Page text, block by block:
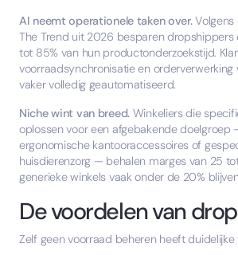
AI neemt operationele taken over.Volgens
The Trend uit 2026 besparen dropshippers
tot 85% van hun productonderzoekstijd.
voorraadsynchronisatie en
vaker volledig geautomatiseerd.
Niche wint van breed.Winkeliers die
oplossen voor een afgebakende doelgroep
ergonomische kantooraccessoires of
huisdierenzorg — behalen marges van 25
generieke winkels vaak onder de 20%
De voordelen van
Zelf geen voorraad beheren heeft duidelijke